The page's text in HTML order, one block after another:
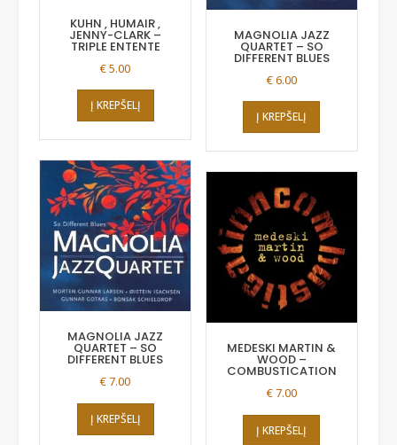
KUHN , HUMAIR ,
JENNY-CLARK –
TRIPLE ENTENTE
€5.00
Į KREPŠELĮ
MAGNOLIA JAZZ
QUARTET – SO
DIFFERENT BLUES
€6.00
Į KREPŠELĮ
MAGNOLIA JAZZ
QUARTET – SO
DIFFERENT BLUES
€7.00
Į KREPŠELĮ
MEDESKI MARTIN &
WOOD –
COMBUSTICATION
€7.00
Į KREPŠELĮ